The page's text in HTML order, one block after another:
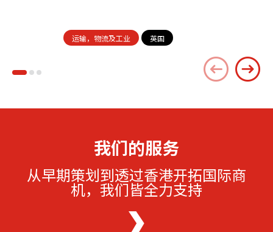
运输，物流及工业 英国
我们的服务
从早期策划到透过香港开拓国际商
机，我们皆全力支持